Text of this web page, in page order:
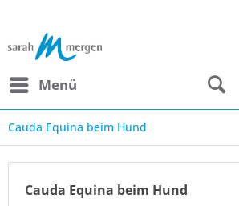
Menü
Cauda Equina beim Hund
Cauda Equina beim Hund